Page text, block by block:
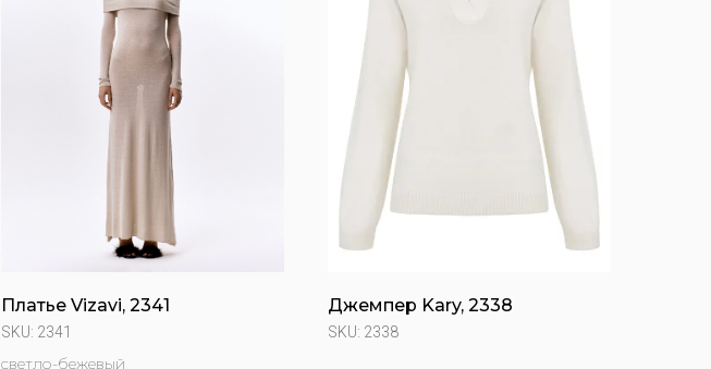
Платье Vizavi, 2341
SKU: 2341
светло-бежевый
Джемпер Kary, 2338
SKU: 2338